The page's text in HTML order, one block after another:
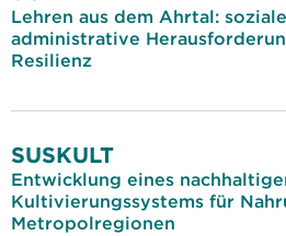
Lehren aus dem Ahrtal:
administrative
Resilienz
SUSKULT
Entwicklung eines
Kultivierungssystems für
Metropolregionen